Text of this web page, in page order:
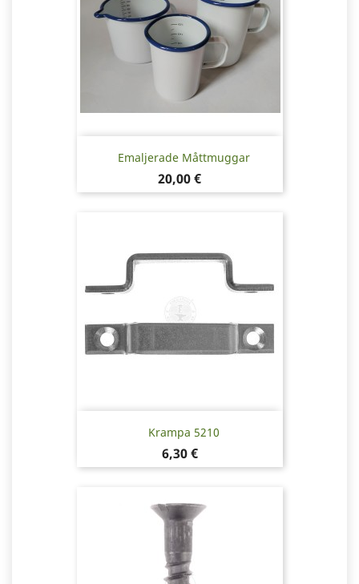
Emaljerade Måttmuggar
Pris
20,00 €
Krampa 5210
Pris
6,30 €